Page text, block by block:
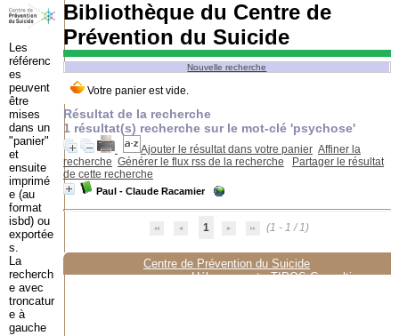
Bibliothèque du Centre de
Prévention du Suicide
Nouvelle recherche
Résultat de la recherche
1 résultat(s) recherche sur le mot-clé 'psychose'
Ajouter le résultat dans votre panier Affiner la
recherche Générer le flux rss de la recherche
Partager le résultat
de cette recherche
Paul - Claude Racamier
1 (1 - 1 / 1)
Centre de Prévention du Suicide
Hébergement :TIPOS Consulting
Les
référenc
es
peuvent
être
mises
dans un
"panier"
et
ensuite
imprimé
e (au
format
isbd) ou
exportée
s.
La
recherch
e avec
troncatur
e à
gauche